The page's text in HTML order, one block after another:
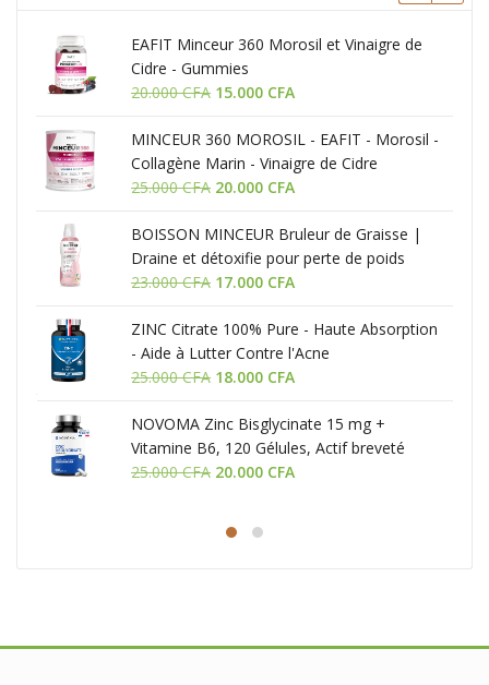
EAFIT Minceur 360 Morosil et Vinaigre de
Cidre - Gummies
20.000CFA Le
initial
était :
20.000 CFA.
15.000 CFALe
actuel
est :
15.000 CFA.
MINCEUR 360 MOROSIL - EAFIT - Morosil -
Collagène Marin - Vinaigre de Cidre
25.000CFA Le
initial
était :
25.000 CFA.
20.000 CFALe
actuel
est :
20.000 CFA.
BOISSON MINCEUR Bruleur de Graisse |
Draine et détoxifie pour perte de poids
efficace
23.000CFA Le
initial
était :
23.000 CFA.
17.000 CFALe
actuel
est :
17.000 CFA.
ZINC Citrate 100% Pure - Haute Absorption
- Aide à Lutter Contre l'Acne
25.000CFA Le
initial
était :
25.000 CFA.
18.000 CFALe
actuel
est :
18.000 CFA.
NOVOMA Zinc Bisglycinate 15 mg +
Vitamine B6, 120 Gélules, Actif breveté
TRAACS®, Immunité & Acné,
25.000CFA Le
était :
20.000 CFALe